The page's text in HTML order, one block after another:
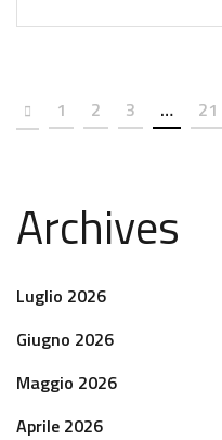
1 2 3 … 21
Archives
Luglio 2026
Giugno 2026
Maggio 2026
Aprile 2026